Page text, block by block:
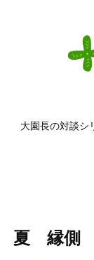
大園長の対談シ
夏 縁側